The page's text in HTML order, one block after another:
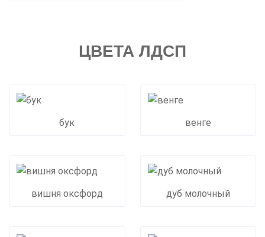
ЦВЕТА ЛДСП
бук венге
вишня оксфорд дуб молочный